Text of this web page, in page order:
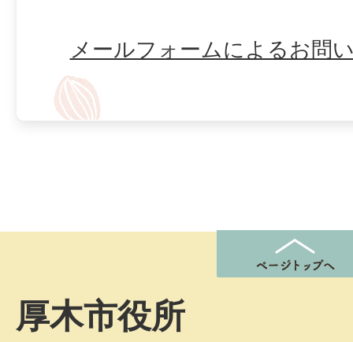
メールフォームによるお問
厚木市役所